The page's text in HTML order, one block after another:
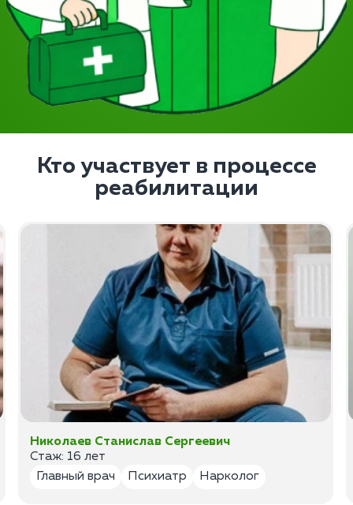
Кто участвует в процессе
реабилитации
Николаев Станислав Сергеевич
Стаж: 16 лет
Главный врач
Психиатр Нарколог